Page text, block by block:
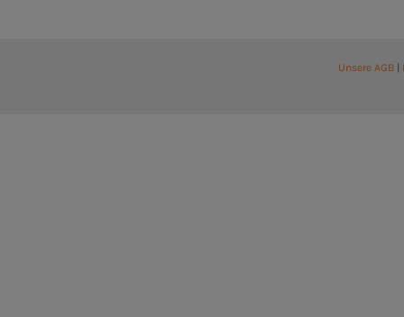
Unsere AGB |